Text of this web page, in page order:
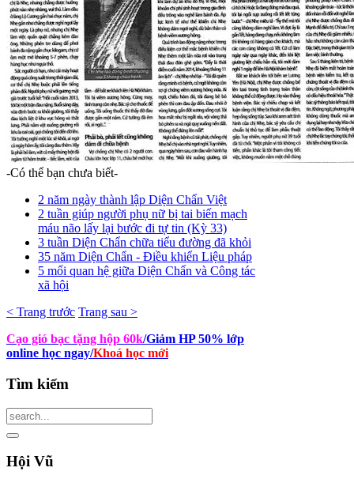
-Có thể bạn chưa biết-
2 năm ngày thành lập Diện Chẩn Việt
2 tuần giúp người phụ nữ bị tai biến mạch
máu não lấy lại bước đi tự tin (Kỳ 33)
3 tuần Diện Chẩn chữa tiểu đường đã khỏi
35 năm Diện Chẩn - Điều khiển Liệu pháp
5 mối quan hệ giữa Diện Chẩn và Công tác
xã hội
< Trang trước Trang sau >
Cạo gió bạc tặng hộp 60k/Giảm HP 50% lớp
online học ngay/Khoá học mới
Tìm kiếm
Hội Vũ